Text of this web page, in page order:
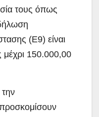
τους όπως
(Ε9) είναι
μέχρι 150.000,00